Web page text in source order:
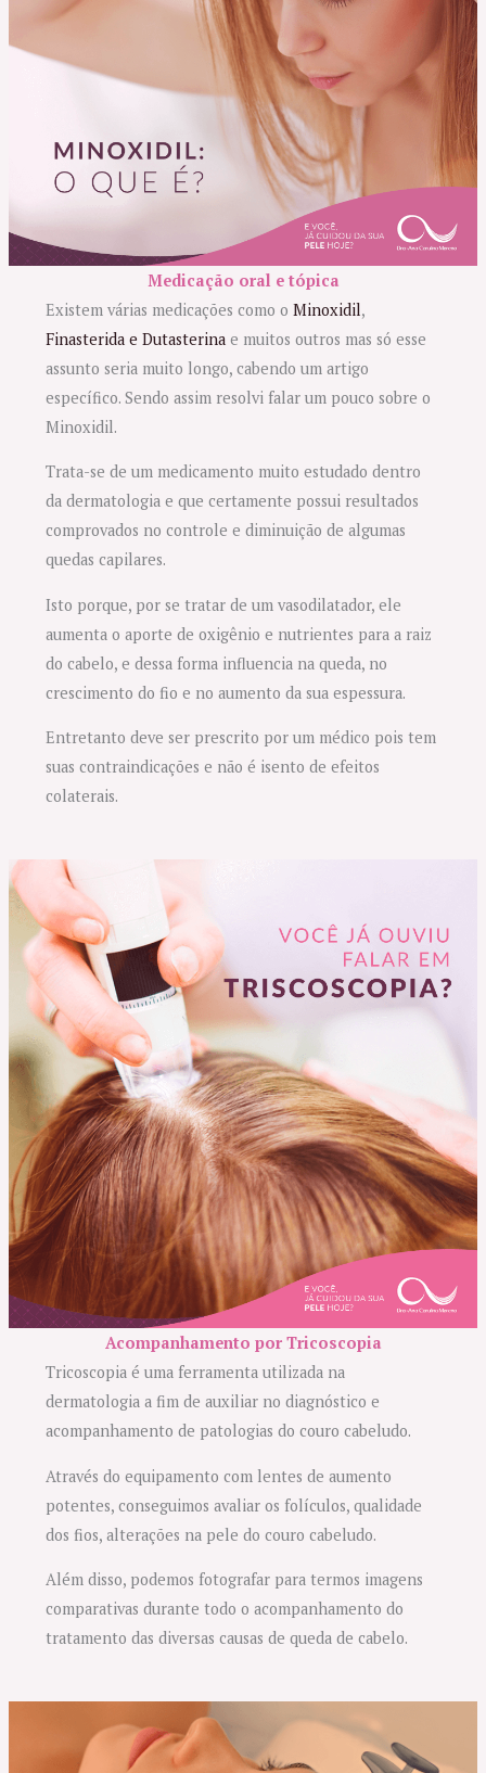
Medicação oral e tópica
Existem várias medicações como oMinoxidil,
Finasterida e Dutasterina e muitos outros mas só esse
assunto seria muito longo, cabendo um artigo
específico. Sendo assim resolvi falar um pouco sobre o
Minoxidil.
Trata-se de um medicamento muito estudado dentro
da dermatologia e que certamente possui resultados
comprovados no controle e diminuição de algumas
quedas capilares.
Isto porque, por se tratar de um vasodilatador, ele
aumenta o aporte de oxigênio e nutrientes para a raiz
do cabelo, e dessa forma influencia na queda, no
crescimento do fio e no aumento da sua espessura.
Entretanto deve ser prescrito por um médico pois tem
suas contraindicações e não é isento de efeitos
colaterais.
Acompanhamento por Tricoscopia
Tricoscopia é uma ferramenta utilizada na
dermatologia a fim de auxiliar no diagnóstico e
acompanhamento de patologias do couro cabeludo.
Através do equipamento com lentes de aumento
potentes, conseguimos avaliar os folículos, qualidade
dos fios, alterações na pele do couro cabeludo.
Além disso, podemos fotografar para termos imagens
comparativas durante todo o acompanhamento do
tratamento das diversas causas de queda de cabelo.